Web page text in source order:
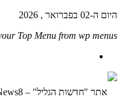
היום ה-02 בפברואר , 2026
Top Menu from wp menus